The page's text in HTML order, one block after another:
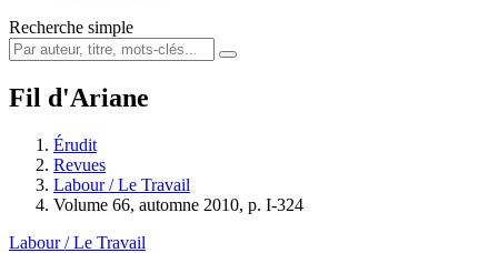
Recherche simple
Fil d'Ariane
Érudit
Revues
Labour / Le Travail
Volume 66, automne 2010, p. I-324
Labour / Le Travail